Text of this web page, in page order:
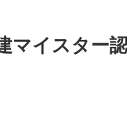
マイスター